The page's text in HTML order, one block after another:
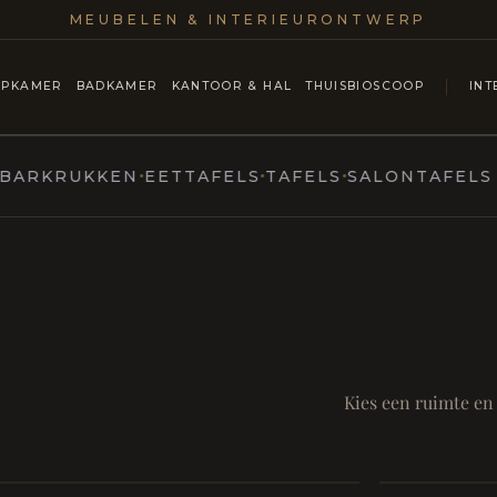
MEUBELEN & INTERIEURONTWERP
BADKAMER KANTOOR & HAL THUISBIOSCOOP
EETTAFELS TAFELS SALONTAFELS &
Kies een ruimte